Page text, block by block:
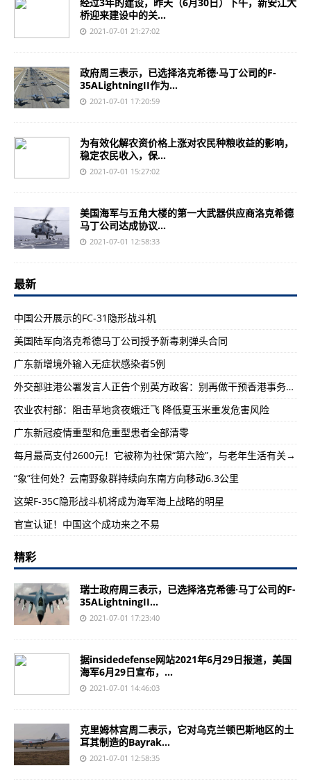
桥迎来建设中的关...
2021-07-01 21:27:02
政府周三表示，已选择洛克希德·马丁公司的F-
35ALightningII作为...
2021-07-01 17:20:59
为有效化解农资价格上涨对农民种粮收益的影响，
稳定农民收入，保...
2021-07-01 15:27:02
美国海军与五角大楼的第一大武器供应商洛克希德
马丁公司达成协议...
2021-07-01 12:58:33
最新
中国公开展示的FC-31隐形战斗机
美国陆军向洛克希德马丁公司授予新毒刺弹头合同
广东新增境外输入无症状感染者5例
外交部驻港公署发言人正告个别英方政客：别再做干预香港事务的殖民旧梦了！
农业农村部：阻击草地贪夜蛾迁飞 降低夏玉米重发危害风险
广东新冠疫情重型和危重型患者全部清零
每月最高支付2600元！它被称为社保“第六险”，与老年生活有关→
“象”往何处？云南野象群持续向东南方向移动6.3公里
这架F-35C隐形战斗机将成为海军海上战略的明星
官宣认证！中国这个成功来之不易
精彩
瑞士政府周三表示，已选择洛克希德·马丁公司的F-
35ALightningII...
2021-07-01 17:23:40
据insidedefense网站2021年6月29日报道，美国
海军6月29日宣布，...
2021-07-01 14:46:03
克里姆林宫周二表示，它对乌克兰顿巴斯地区的土
耳其制造的Bayrak...
2021-07-01 12:58:35